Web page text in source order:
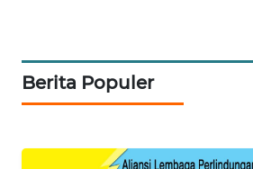
Berita Populer
MASYARAKAT
KELISTRIKAN
WALINKI